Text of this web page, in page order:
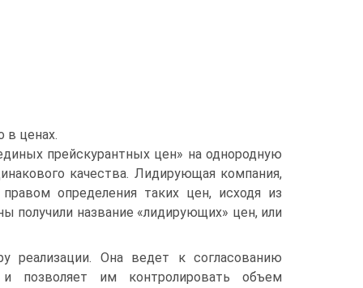
в ценах.
прейскурантных цен» на однородную
качества. Ли­дирующая компания,
определения таких цен, исходя из
получили название «лидирующих» цен, или
ре­ализации. Она ведет к согласованию
позволяет им контролировать объем